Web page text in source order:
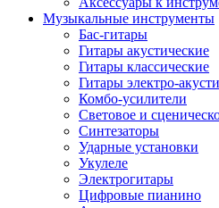
Музыкальные инструменты
Бас-гитары
Гитары акустические
Гитары классические
Гитары электро-
Комбо-усилители
Световое и
Синтезаторы
Ударные установки
Укулеле
Электрогитары
Цифровые пианино